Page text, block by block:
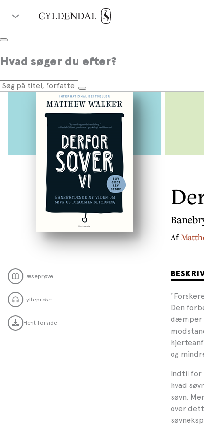
Hvad søger du efter?
Af
Læseprøve
Lytteprøve
Hent forside
Den
dæmper
og
Indtil for
hvad
søvn.
over